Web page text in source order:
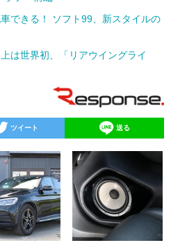
できる！ ソフト99、新スタイルの
は世界初、「リアウイングライ
ツイート 送る